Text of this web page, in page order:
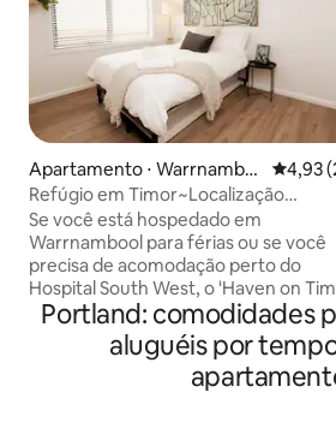
Apartamento ⋅ Warrnambo
ol
4,93
4,93
Refúgio em Timor~Localização
central~Recém-reformado🏠✨🤗
Se você está hospedado em
Warrnambool para férias ou se você
precisa de acomodação perto do
Hospital South West, o 'Haven on
oferece-lhe uma 'casa longe de casa'
iluminada e confortável O apartamento
foi recentemente renovado,
elegante por toda parte, roupa de
Portland: comodidades
aluguéis por